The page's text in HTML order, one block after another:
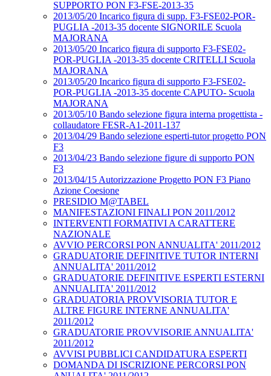
SUPPORTO PON F3-FSE-2013-35
2013/05/20 Incarico figura di supp. F3-FSE02-POR-
PUGLIA -2013-35 docente SIGNORILE Scuola
MAJORANA
2013/05/20 Incarico figura di supporto F3-FSE02-
POR-PUGLIA -2013-35 docente CRITELLI Scuola
MAJORANA
2013/05/20 Incarico figura di supporto F3-FSE02-
POR-PUGLIA -2013-35 docente CAPUTO- Scuola
MAJORANA
2013/05/10 Bando selezione figura interna progettista -
collaudatore FESR-A1-2011-137
2013/04/29 Bando selezione esperti-tutor progetto PON
F3
2013/04/23 Bando selezione figure di supporto PON
F3
2013/04/15 Autorizzazione Progetto PON F3 Piano
Azione Coesione
PRESIDIO M@TABEL
MANIFESTAZIONI FINALI PON 2011/2012
INTERVENTI FORMATIVI A CARATTERE
NAZIONALE
AVVIO PERCORSI PON ANNUALITA' 2011/2012
GRADUATORIE DEFINITIVE TUTOR INTERNI
ANNUALITA' 2011/2012
GRADUATORIE DEFINITIVE ESPERTI ESTERNI
ANNUALITA' 2011/2012
GRADUATORIA PROVVISORIA TUTOR E
ALTRE FIGURE INTERNE ANNUALITA'
2011/2012
GRADUATORIE PROVVISORIE ANNUALITA'
2011/2012
AVVISI PUBBLICI CANDIDATURA ESPERTI
DOMANDA DI ISCRIZIONE PERCORSI PON